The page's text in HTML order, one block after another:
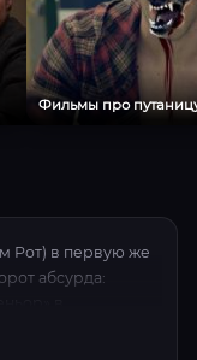
Фильмы про
Рот) в первую же
абсурда:
Подвыпившие